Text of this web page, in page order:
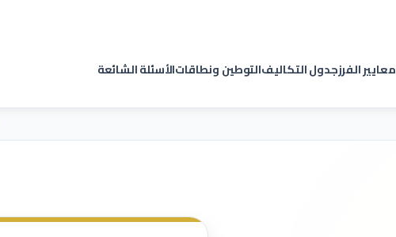
معايير الفرزجدول التكاليفالتوطين ونطاقاتالأسئلة الشائعة